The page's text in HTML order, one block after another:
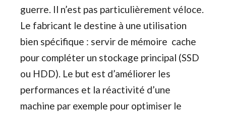
guerre. Il n’est pas particulièrement véloce.
Le fabricant le destine à une utilisation
bien spécifique : servir de mémoire cache
pour compléter un stockage principal (SSD
ou HDD). Le but est d’améliorer les
performances et la réactivité d’une
machine par exemple pour optimiser le